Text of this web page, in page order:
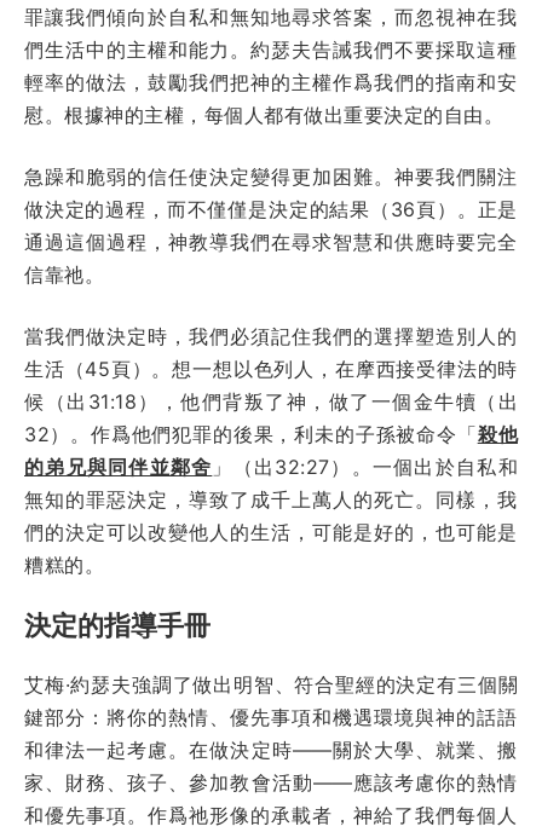
罪讓我們傾向於自私和無知地尋求答案，而忽視神在我
們生活中的主權和能力。約瑟夫告誡我們不要採取這種
輕率的做法，鼓勵我們把神的主權作爲我們的指南和安
慰。根據神的主權，每個人都有做出重要決定的自由。
急躁和脆弱的信任使決定變得更加困難。神要我們關注
做決定的過程，而不僅僅是決定的結果（36頁）。正是
通過這個過程，神教導我們在尋求智慧和供應時要完全
信靠祂。
當我們做決定時，我們必須記住我們的選擇塑造別人的
生活（45頁）。想一想以色列人，在摩西接受律法的時
候（出31:18），他們背叛了神，做了一個金牛犢（出
32）。作爲他們犯罪的後果，利未的子孫被命令「殺他
的弟兄與同伴並鄰舍 」（出32:27）。一個出於自私和
無知的罪惡決定，導致了成千上萬人的死亡。同樣，我
們的決定可以改變他人的生活，可能是好的，也可能是
糟糕的。
決定的指導手冊
艾梅·約瑟夫強調了做出明智、符合聖經的決定有三個關
鍵部分：將你的熱情、優先事項和機遇環境與神的話語
和律法一起考慮。在做決定時——關於大學、就業、搬
家、財務、孩子、參加教會活動——應該考慮你的熱情
和優先事項。作爲祂形像的承載者，神給了我們每個人